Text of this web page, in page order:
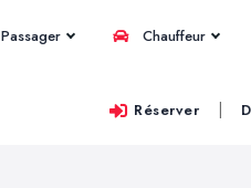
Passager Chauffeur
Réserver |